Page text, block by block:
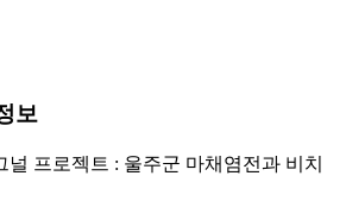
보
널 프로젝트 : 울주군 마채염전과 비치